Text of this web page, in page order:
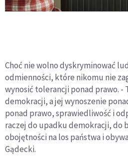
Choć nie wolno dyskryminować
odmienności, które nikomu nie
wynosić tolerancji ponad prawo. -
demokracji, a jej wynoszenie
ponad prawo, sprawiedliwość i
raczej do upadku demokracji, do
obojętności na los państwa i
Gądecki.